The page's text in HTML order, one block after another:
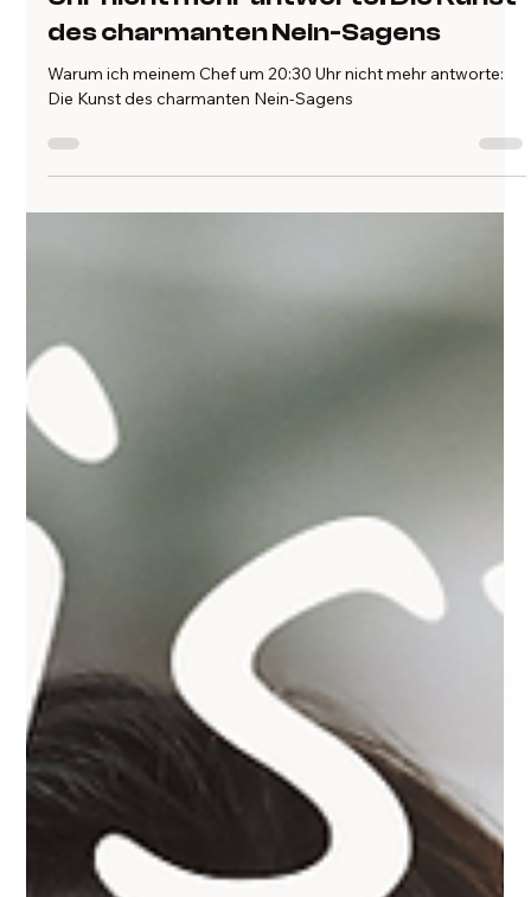
14. Sept. 2024
2 Min. Lesezeit
Warum ich meinem Chef um 20:30
Uhr nicht mehr antworte: Die Kunst
des charmanten Nein-Sagens
Warum ich meinem Chef um 20:30 Uhr nicht mehr antworte:
Die Kunst des charmanten Nein-Sagens